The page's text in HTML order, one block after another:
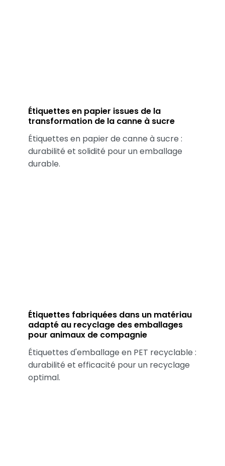
Étiquettes en papier issues de la
transformation de la canne à sucre
Étiquettes en papier de canne à sucre :
durabilité et solidité pour un emballage
durable.
Étiquettes fabriquées dans un matériau
adapté au recyclage des emballages
pour animaux de compagnie
Étiquettes d'emballage en PET recyclable :
durabilité et efficacité pour un recyclage
optimal.